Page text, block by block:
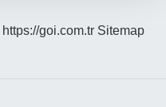
https://goi.com.tr Sitemap